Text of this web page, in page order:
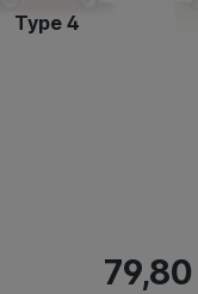
Type 4